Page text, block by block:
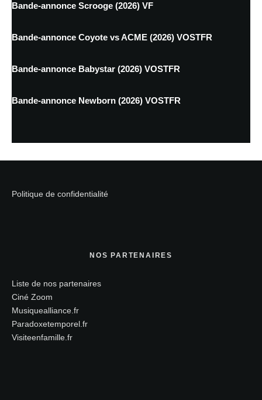
Bande-annonce Scrooge (2026) VF
Bande-annonce Coyote vs ACME (2026) VOSTFR
Bande-annonce Babystar (2026) VOSTFR
Bande-annonce Newborn (2026) VOSTFR
Politique de confidentialité
NOS PARTENAIRES
Liste de nos partenaires
Ciné Zoom
Musiquealliance.fr
Paradoxetemporel.fr
Visiteenfamille.fr